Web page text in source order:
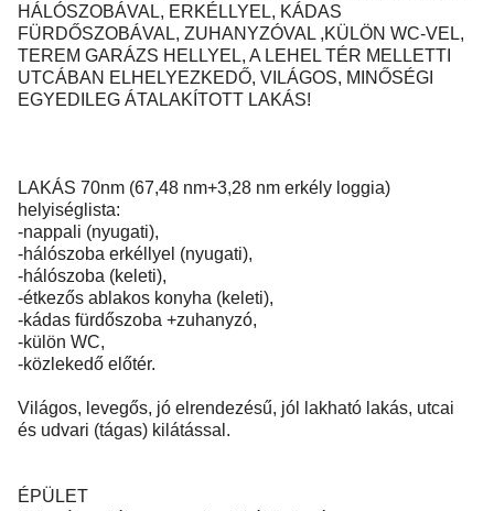
HÁLÓSZOBÁVAL, ERKÉLLYEL, KÁDAS
FÜRDŐSZOBÁVAL, ZUHANYZÓVAL ,KÜLÖN WC-VEL,
TEREM GARÁZS HELLYEL, A LEHEL TÉR MELLETTI
UTCÁBAN ELHELYEZKEDŐ, VILÁGOS, MINŐSÉGI
EGYEDILEG ÁTALAKÍTOTT LAKÁS!
LAKÁS 70nm (67,48 nm+3,28 nm erkély loggia)
helyiséglista:
-nappali (nyugati),
-hálószoba erkéllyel (nyugati),
-hálószoba (keleti),
-étkezős ablakos konyha (keleti),
-kádas fürdőszoba +zuhanyzó,
-külön WC,
-közlekedő előtér.
Világos, levegős, jó elrendezésű, jól lakható lakás, utcai
és udvari (tágas) kilátással.
ÉPÜLET